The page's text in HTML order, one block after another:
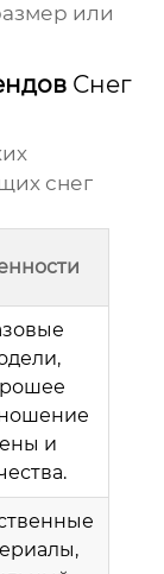
или
Снег
снег
и